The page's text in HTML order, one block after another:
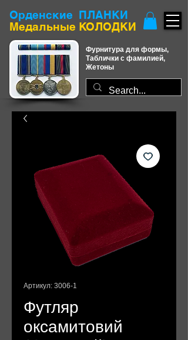
Орденские ПЛАНКИ
​Медальные КОЛОДКИ
Фурнитура для формы,
Таблички с фамилией,
Жетоны
Артикул: 3006-1
Футляр
оксамитовий